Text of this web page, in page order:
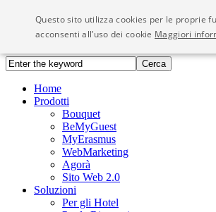
Visioni - We Network
Home
Prodotti
Bouquet
BeMyGuest
MyErasmus
WebMarketing
Agorà
Sito Web 2.0
Soluzioni
Per gli Hotel
Questo sito utilizza cookies per le proprie
acconsenti all’uso dei cookie Maggiori